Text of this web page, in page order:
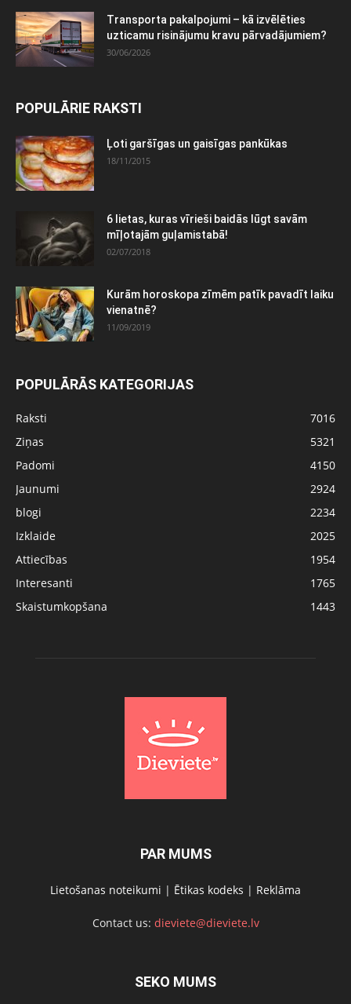
Transporta pakalpojumi – kā izvēlēties
uzticamu risinājumu kravu pārvadājumiem?
30/06/2026
POPULĀRIE RAKSTI
Ļoti garšīgas un gaisīgas pankūkas
18/11/2015
6 lietas, kuras vīrieši baidās lūgt savām
mīļotajām guļamistabā!
02/07/2018
Kurām horoskopa zīmēm patīk pavadīt laiku
vienatnē?
11/09/2019
POPULĀRĀS KATEGORIJAS
Raksti
7016
Ziņas
5321
Padomi
4150
Jaunumi
2924
blogi
2234
Izklaide
2025
Attiecības
1954
Interesanti
1765
Skaistumkopšana
1443
PAR MUMS
Lietošanas noteikumi | Ētikas kodeks | Reklāma
Contact us: dieviete@dieviete.lv
SEKO MUMS